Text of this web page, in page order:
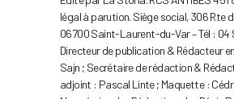
légal à parution. Siège social, 306 Rte
06700 Saint-Laurent-du-Var – Tél : 04
Directeur de publication & Rédacteur
Sajn ; Secrétaire de rédaction &
adjoint : Pascal Linte ; Maquette :